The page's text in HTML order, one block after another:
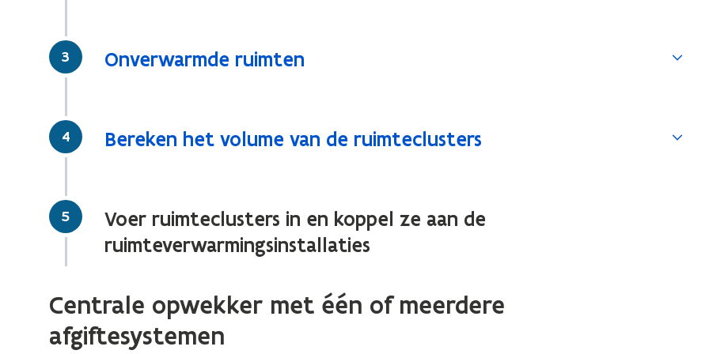
Stap
3 Onverwarmde ruimten
Stap
4 Bereken het volume van de ruimteclusters
Stap
5
Voer ruimteclusters in en koppel ze aan de
ruimteverwarmingsinstallaties
Centrale opwekker met één of meerdere
afgiftesystemen